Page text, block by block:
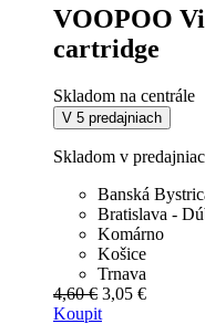
VOOPOO
cartridge
Skladom na centrále
V 5 predajniach
Skladom v
Banská
Bratislava -
Komárno
Košice
Trnava
4,60 € 3,05 €
Koupit